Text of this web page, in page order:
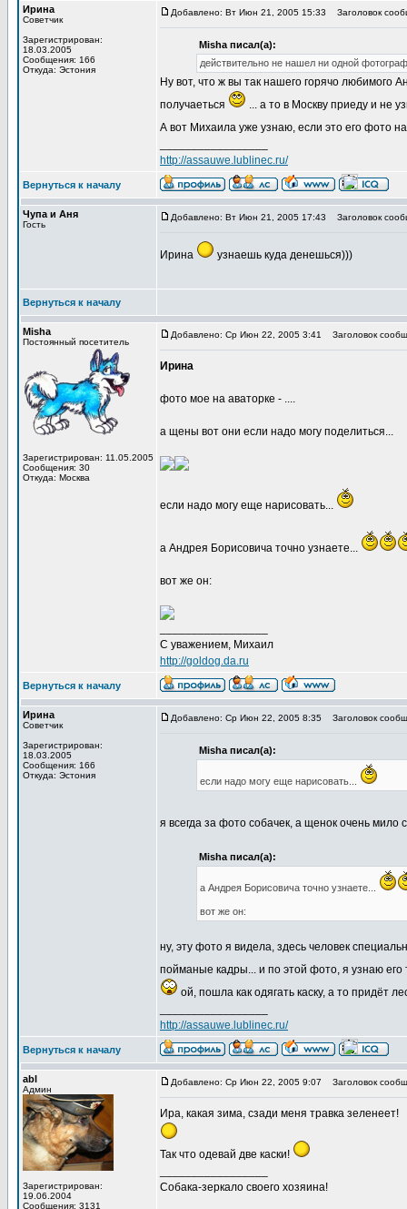
Ирина
Советчик
Зарегистрирован:
18.03.2005
Сообщения: 166
Откуда: Эстония
Добавлено: Вт Июн 21, 2005 15:33 Заголовок
Misha писал(а):
действительно не нашел ни одной
Ну вот, что ж вы так нашего горячо любимого
получаеться
... а то в Москву приеду и не
А вот Михаила уже узнаю, если это его фото
http://assauwe.lublinec.ru/
Вернуться к началу
Чупа и Аня
Гость
Добавлено: Вт Июн 21, 2005 17:43 Заголовок
Ирина узнаешь куда денешься)))
Вернуться к началу
Misha
Постоянный посетитель
Зарегистрирован: 11.05.2005
Сообщения: 30
Откуда: Москва
Добавлено: Ср Июн 22, 2005 3:41 Заголовок
Ирина
фото мое на аваторке - ....
а щены вот они если надо могу поделиться...
если надо могу еще нарисовать...
а Андрея Борисовича точно узнаете...
вот же он:
С уважением, Михаил
http://goldog.da.ru
Вернуться к началу
Ирина
Советчик
Зарегистрирован:
18.03.2005
Сообщения: 166
Откуда: Эстония
Добавлено: Ср Июн 22, 2005 8:35 Заголовок
Misha писал(а):
если надо могу еще нарисовать...
я всегда за фото собачек, а щенок очень
Misha писал(а):
а Андрея Борисовича точно узнаете...
вот же он:
ну, эту фото я видела, здесь человек
пойманые кадры... и по этой фото, я узнаю его
ой, пошла как одягать каску, а то придёт
http://assauwe.lublinec.ru/
Вернуться к началу
abl
Админ
Зарегистрирован:
19.06.2004
Сообщения: 3131
Добавлено: Ср Июн 22, 2005 9:07 Заголовок
Ира, какая зима, сзади меня травка зеленеет!
Так что одевай две каски!
Собака-зеркало своего хозяина!